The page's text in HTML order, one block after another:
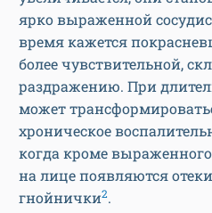
ярко выраженной
время кажется
более чувствительной,
раздражению. При
может
хроническое
когда кроме выраженного
на лице появляются
гнойнички2.